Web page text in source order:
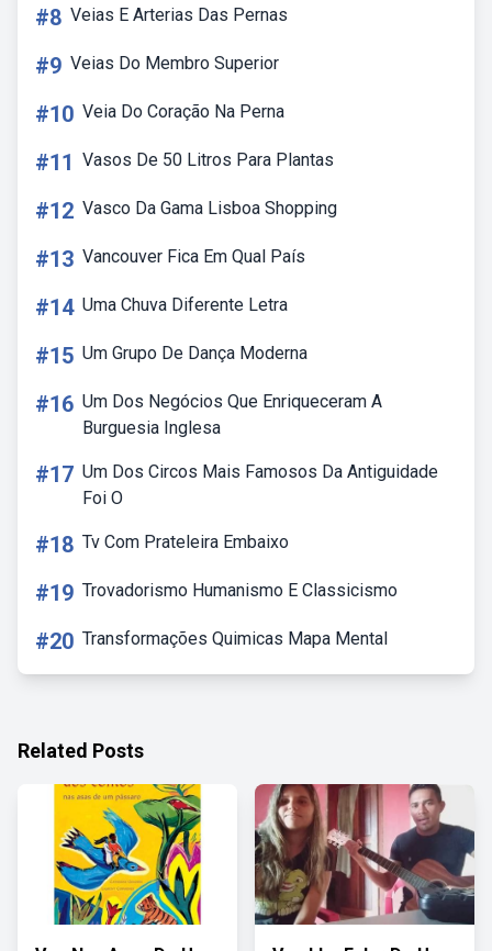
#8 Veias E Arterias Das Pernas
#9 Veias Do Membro Superior
#10 Veia Do Coração Na Perna
#11 Vasos De 50 Litros Para Plantas
#12 Vasco Da Gama Lisboa Shopping
#13 Vancouver Fica Em Qual País
#14 Uma Chuva Diferente Letra
#15 Um Grupo De Dança Moderna
#16 Um Dos Negócios Que Enriqueceram A
Burguesia Inglesa
#17 Um Dos Circos Mais Famosos Da Antiguidade
Foi O
#18 Tv Com Prateleira Embaixo
#19 Trovadorismo Humanismo E Classicismo
#20 Transformações Quimicas Mapa Mental
Related Posts